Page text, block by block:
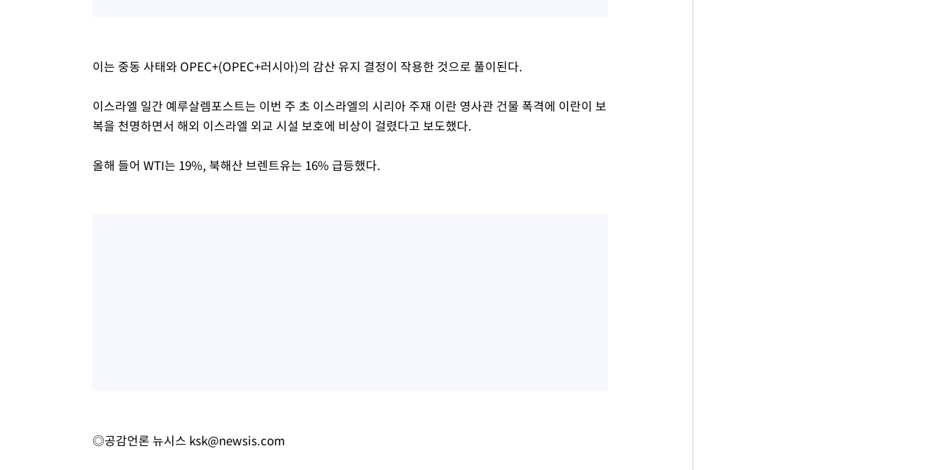
이는 중동 사태와 OPEC+(OPEC+러시아)의 감산 유지 결정이 작용한 것으로 풀이된다.
이스라엘 일간 예루살렘포스트는 이번 주 초 이스라엘의 시리아 주재 이란 영사관 건물 폭격에 이란이 보
복을 천명하면서 해외 이스라엘 외교 시설 보호에 비상이 걸렸다고 보도했다.
올해 들어 WTI는 19%, 북해산 브렌트유는 16% 급등했다.
◎공감언론 뉴시스 ksk@newsis.com